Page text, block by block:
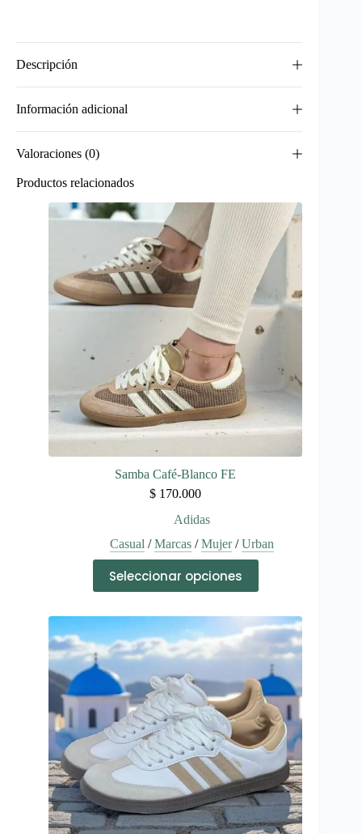
Descripción
Información adicional
Valoraciones (0)
Productos relacionados
Samba Café-Blanco FE
$ 170.000
Adidas
Casual /Marcas/Mujer/Urban
Seleccionar opciones
producto
tiene
Las
opciones
pueden
elegir
en
la
página
de
producto